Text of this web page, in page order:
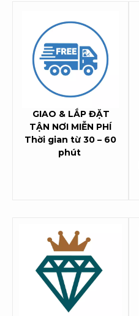
GIAO & LẮP ĐẶT
TẬN NƠI MIỄN PHÍ
Thời gian từ 30 – 60
phút